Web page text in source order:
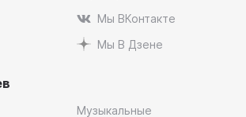
Мы ВКонтакте
Мы В Дзене
Музыкальные